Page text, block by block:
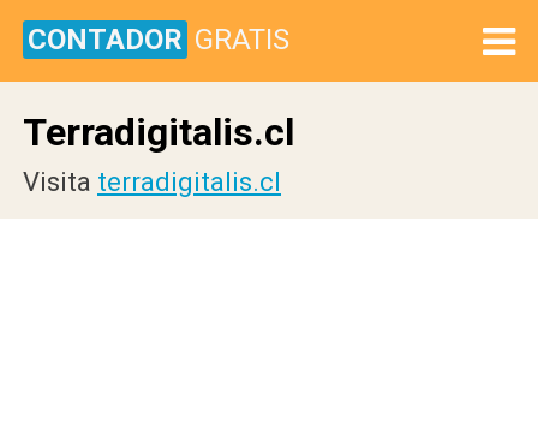
CONTADOR GRATIS
Terradigitalis.cl
Visita terradigitalis.cl